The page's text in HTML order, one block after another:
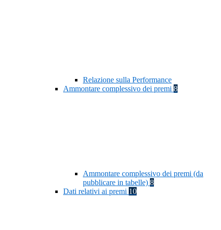
Relazione sulla Performance
Ammontare complessivo dei premi 8
Ammontare complessivo dei premi (da
pubblicare in tabelle) 8
Dati relativi ai premi 10